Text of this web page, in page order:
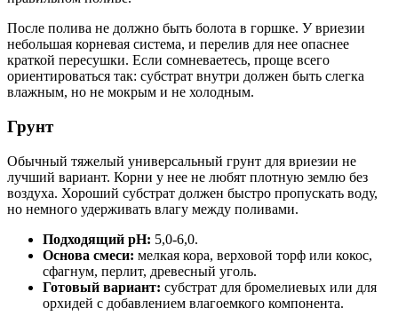
После полива не должно быть болота в горшке. У вриезии
небольшая корневая система, и перелив для нее опаснее
краткой пересушки. Если сомневаетесь, проще всего
ориентироваться так: субстрат внутри должен быть слегка
влажным, но не мокрым и не холодным.
Грунт
Обычный тяжелый универсальный грунт для вриезии не
лучший вариант. Корни у нее не любят плотную землю без
воздуха. Хороший субстрат должен быстро пропускать воду,
но немного удерживать влагу между поливами.
Подходящий pH: 5,0-6,0.
Основа смеси: мелкая кора, верховой торф или кокос,
сфагнум, перлит, древесный уголь.
Готовый вариант: субстрат для бромелиевых или для
орхидей с добавлением влагоемкого компонента.